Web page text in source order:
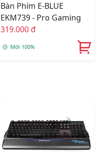
Bàn Phím E-BLUE
EKM739 - Pro Gaming
319.000 đ
Mới 100%